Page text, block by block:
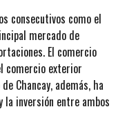
consecutivos como el
mercado de
El comercio
comercio exterior
Chancay, además, ha
la inversión entre ambos